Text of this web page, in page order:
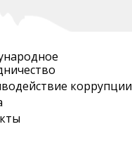
коррупции